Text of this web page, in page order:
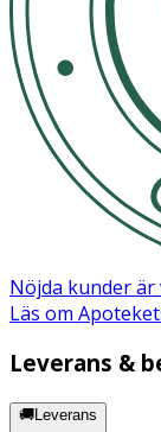
Förvaras i
OK för gravida
Ja
Ingredienser:
Ingredients:
Styrene/
Acid, 1,2-
Aminomethyl
Propanediol,
Nöjda kunder är
Läs om
Leverans &
🚚Leverans